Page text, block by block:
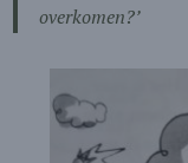
overkomen?’